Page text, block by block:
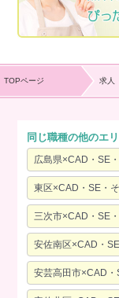
TOPページ 求人
同じ職種の他のエ
広島県×CAD・SE
東区×CAD・SE・
三次市×CAD・SE
安佐南区×CAD・
安芸高田市×CAD